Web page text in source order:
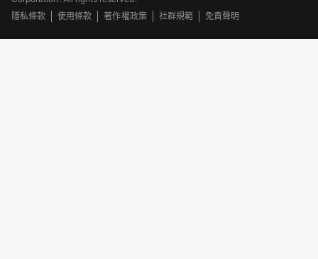
隱私條款
使用條款 著作權政策 社群規範 免責聲明